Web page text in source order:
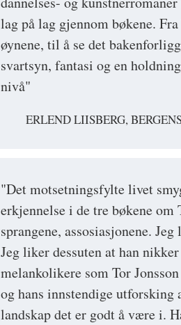
lag på lag gjennom bøkene.
øynene, til å se det
svartsyn, fantasi og en
nivå"
ERLEND LIISBERG,
"Det motsetningsfylte livet
erkjennelse i de tre bøkene
sprangene, assosiasjonene.
Jeg liker dessuten at han
melankolikere som Tor
og hans innstendige
landskap det er godt å være i.